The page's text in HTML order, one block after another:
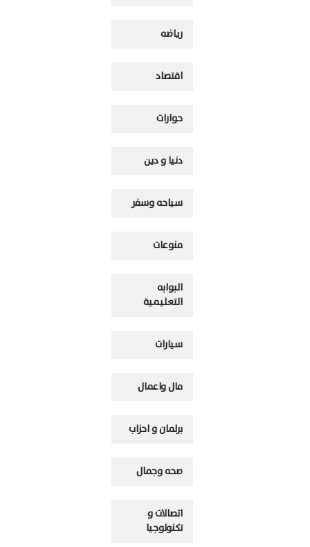
رياضه
اقتصاد
حوارات
دنيا و دين
سياحه وسفر
منوعات
البوابه
التعليمية
سيارات
مال واعمال
برلمان و احزاب
صحه وجمال
اتصالات و
تكنولوجيا